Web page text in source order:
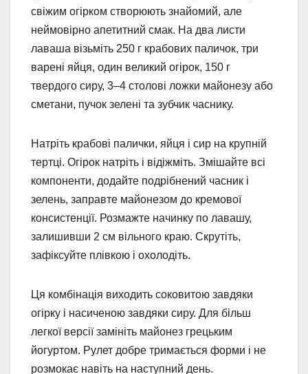
свіжим огірком створюють знайомий, але
неймовірно апетитний смак. На два листи
лаваша візьміть 250 г крабових паличок, три
варені яйця, один великий огірок, 150 г
твердого сиру, 3–4 столові ложки майонезу або
сметани, пучок зелені та зубчик часнику.
Натріть крабові палички, яйця і сир на крупній
тертці. Огірок натріть і відіжміть. Змішайте всі
компоненти, додайте подрібнений часник і
зелень, заправте майонезом до кремової
консистенції. Розмажте начинку по лавашу,
залишивши 2 см вільного краю. Скрутіть,
зафіксуйте плівкою і охолодіть.
Ця комбінація виходить соковитою завдяки
огірку і насиченою завдяки сиру. Для більш
легкої версії замініть майонез грецьким
йогуртом. Рулет добре тримається форми і не
розмокає навіть на наступний день.